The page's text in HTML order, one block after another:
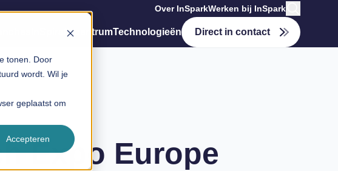
tonen. Door
wordt. Wil je
geplaatst om
Accepteren
Over InSparkWerken bij InSpark
InSpiratiecentrumTechnologieën Direct in contact
Expo Europe